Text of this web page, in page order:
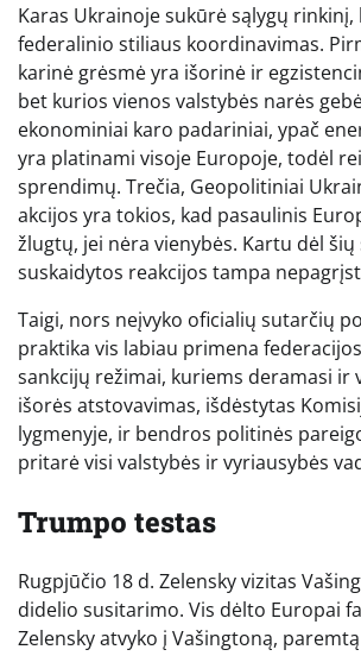
Karas Ukrainoje sukūrė sąlygų
federalinio stiliaus koordinavimas.
karinė grėsmė yra išorinė ir
bet kurios vienos valstybės narės
ekonominiai karo padariniai, ypač
yra platinami visoje Europoje, todėl
sprendimų. Trečia, Geopolitiniai
akcijos yra tokios, kad pasaulinis
žlugtų, jei nėra vienybės. Kartu dėl šių
suskaidytos reakcijos tampa
Taigi, nors neįvyko oficialių sutarčių
praktika vis labiau primena
sankcijų režimai, kuriems deramasi ir
išorės atstovavimas, išdėstytas
lygmenyje, ir bendros politinės
pritarė visi valstybės ir vyriausybės
Trumpo testas
Rugpjūčio 18 d. Zelensky vizitas
didelio susitarimo. Vis dėlto Europai
Zelensky atvyko į Vašingtoną,